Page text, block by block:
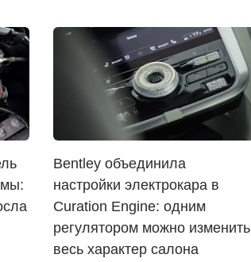
Bentley объединила
настройки электрокара в
Curation Engine: одним
регулятором можно изменить
весь характер салона